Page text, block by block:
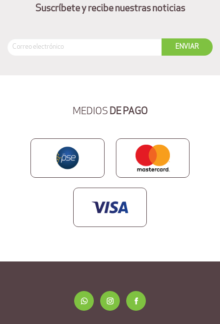
Suscríbete y recibe nuestras noticias
MEDIOS DE PAGO